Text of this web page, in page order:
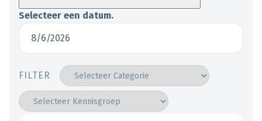
Selecteer een datum.
FILTER